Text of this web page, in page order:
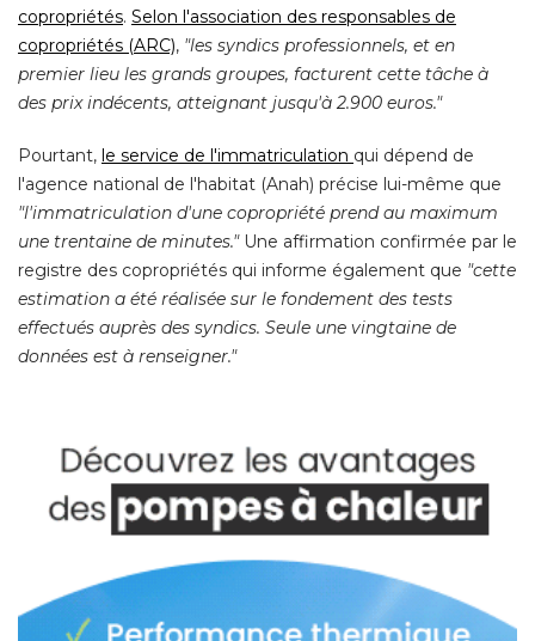
copropriétés. Selon l'association des responsables de
copropriétés (ARC), "les syndics professionnels, et en
premier lieu les grands groupes, facturent cette tâche à
des prix indécents, atteignant jusqu'à 2.900 euros."
Pourtant, le service de l'immatriculation qui dépend de
l'agence national de l'habitat (Anah) précise lui-même que
"l'immatriculation d'une copropriété prend au maximum
une trentaine de minutes."Une affirmation confirmée par le
registre des copropriétés qui informe également que "cette
estimation a été réalisée sur le fondement des tests
effectués auprès des syndics. Seule une vingtaine de
données est à renseigner."